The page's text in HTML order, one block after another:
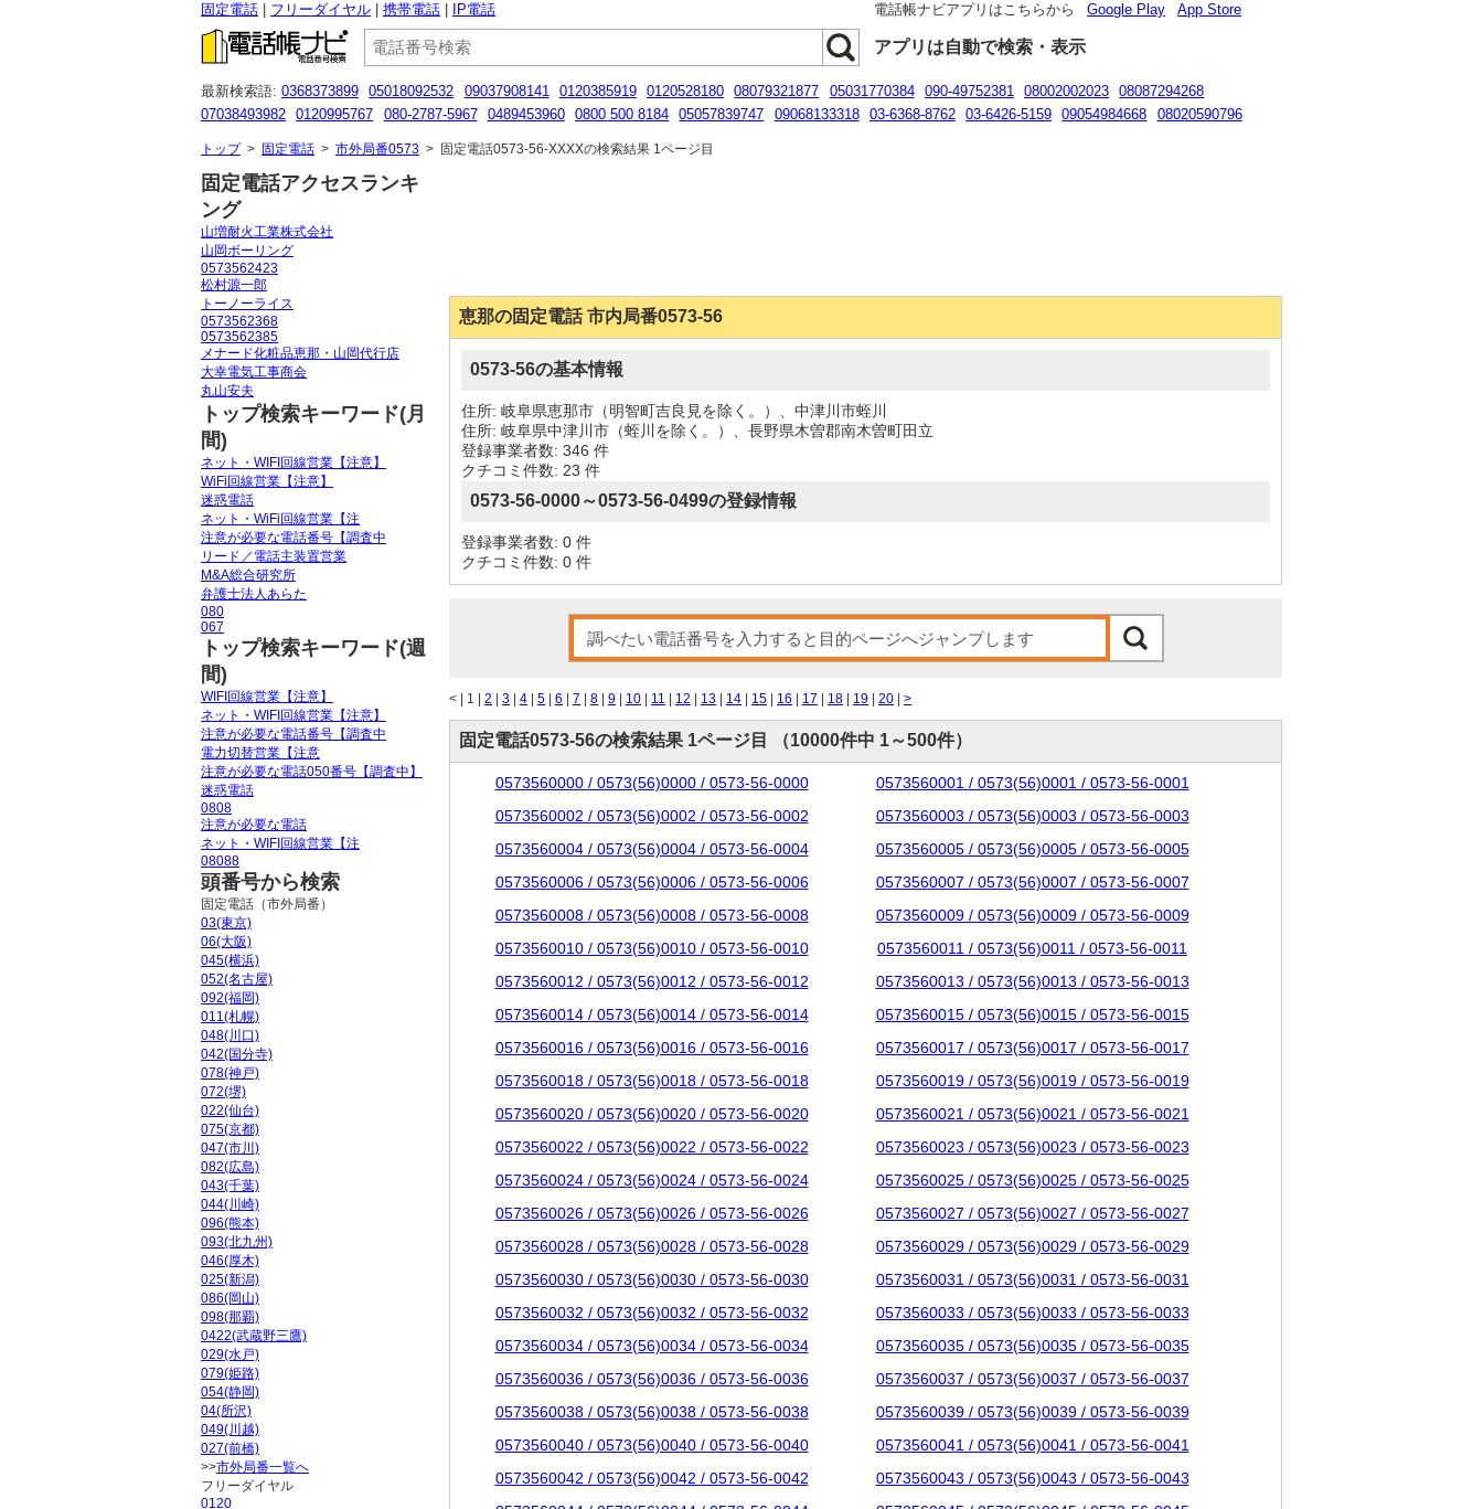
固定電話 フリーダイヤル 携帯電話 IP電話 電話帳ナビアプリはこちらから Google Play App Store
アプリは自動で検索・表示
最新検索語: 0368373899 05018092532 09037908141 0120385919 0120528180 08079321877 05031770384 090-49752381 08002002023
08087294268
07038493982
0120995767 080-2787-5967 0489453960 0800 500 8184 05057839747 09068133318 03-6368-8762 03-6426-5159 09054984668
08020590796
トップ> 固定電話 > 市外局番0573 > 固定電話0573-56-XXXXの検索結果 1ページ目
恵那の固定電話 市内局番0573-56
0573-56の基本情報
住所: 岐阜県恵那市（明智町吉良見を除く。）、中津川市蛭川
住所: 岐阜県中津川市（蛭川を除く。）、長野県木曽郡南木曽町田立
登録事業者数: 346 件
クチコミ件数: 23 件
0573-56-0000～0573-56-0499の登録情報
登録事業者数: 0 件
クチコミ件数: 0 件
< 1 | 2 3 4 5 6 7 8 9 10 11 12 13 14 15 16 17 18 19 20 >
固定電話0573-56の検索結果 1ページ目 （10000件中 1～500件）
0573560000 / 0573(56)0000 / 0573-56-0000
0573560001 / 0573(56)0001 / 0573-56-0001
0573560002 / 0573(56)0002 / 0573-56-0002
0573560003 / 0573(56)0003 / 0573-56-0003
0573560004 / 0573(56)0004 / 0573-56-0004
0573560005 / 0573(56)0005 / 0573-56-0005
0573560006 / 0573(56)0006 / 0573-56-0006
0573560007 / 0573(56)0007 / 0573-56-0007
0573560008 / 0573(56)0008 / 0573-56-0008
0573560009 / 0573(56)0009 / 0573-56-0009
0573560010 / 0573(56)0010 / 0573-56-0010
0573560011 / 0573(56)0011 / 0573-56-0011
0573560012 / 0573(56)0012 / 0573-56-0012
0573560013 / 0573(56)0013 / 0573-56-0013
0573560014 / 0573(56)0014 / 0573-56-0014
0573560015 / 0573(56)0015 / 0573-56-0015
0573560016 / 0573(56)0016 / 0573-56-0016
0573560017 / 0573(56)0017 / 0573-56-0017
0573560018 / 0573(56)0018 / 0573-56-0018
0573560019 / 0573(56)0019 / 0573-56-0019
0573560020 / 0573(56)0020 / 0573-56-0020
0573560021 / 0573(56)0021 / 0573-56-0021
0573560022 / 0573(56)0022 / 0573-56-0022
0573560023 / 0573(56)0023 / 0573-56-0023
0573560024 / 0573(56)0024 / 0573-56-0024
0573560025 / 0573(56)0025 / 0573-56-0025
0573560026 / 0573(56)0026 / 0573-56-0026
0573560027 / 0573(56)0027 / 0573-56-0027
0573560028 / 0573(56)0028 / 0573-56-0028
0573560029 / 0573(56)0029 / 0573-56-0029
0573560030 / 0573(56)0030 / 0573-56-0030
0573560031 / 0573(56)0031 / 0573-56-0031
0573560032 / 0573(56)0032 / 0573-56-0032
0573560033 / 0573(56)0033 / 0573-56-0033
0573560034 / 0573(56)0034 / 0573-56-0034
0573560035 / 0573(56)0035 / 0573-56-0035
0573560036 / 0573(56)0036 / 0573-56-0036
0573560037 / 0573(56)0037 / 0573-56-0037
0573560038 / 0573(56)0038 / 0573-56-0038
0573560039 / 0573(56)0039 / 0573-56-0039
0573560040 / 0573(56)0040 / 0573-56-0040
0573560041 / 0573(56)0041 / 0573-56-0041
0573560042 / 0573(56)0042 / 0573-56-0042
0573560043 / 0573(56)0043 / 0573-56-0043
固定電話アクセスランキ
ング
山増耐火工業株式会社
山岡ボーリング
0573562423
松村源一郎
トーノーライス
0573562368
0573562385
メナード化粧品恵那・山岡代行店
大幸電気工事商会
丸山安夫
トップ検索キーワード(月
間)
ネット・WIFI回線営業【注意】
WiFi回線営業【注意】
迷惑電話
ネット・WiFi回線営業【注
注意が必要な電話番号【調査中
リード／電話主装置営業
M&A総合研究所
弁護士法人あらた
080
067
トップ検索キーワード(週
間)
WIFI回線営業【注意】
ネット・WIFI回線営業【注意】
注意が必要な電話番号【調査中
電力切替営業【注意
注意が必要な電話050番号【調査中】
迷惑電話
0808
注意が必要な電話
ネット・WIFI回線営業【注
08088
頭番号から検索
固定電話（市外局番）
03(東京)
06(大阪)
045(横浜)
052(名古屋)
092(福岡)
011(札幌)
048(川口)
042(国分寺)
078(神戸)
072(堺)
022(仙台)
075(京都)
047(市川)
082(広島)
043(千葉)
044(川崎)
096(熊本)
093(北九州)
046(厚木)
025(新潟)
086(岡山)
098(那覇)
0422(武蔵野三鷹)
029(水戸)
079(姫路)
054(静岡)
04(所沢)
049(川越)
027(前橋)
>>市外局番一覧へ
フリーダイヤル
0120